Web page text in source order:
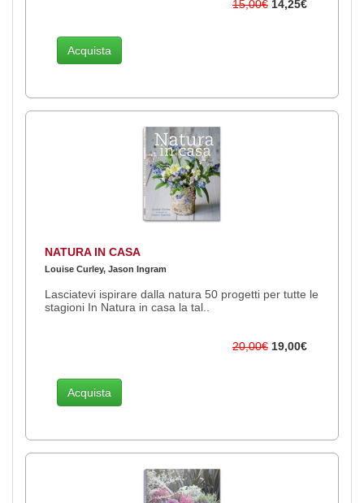
15,00€ 14,25€
Acquista
NATURA IN CASA
Louise Curley, Jason Ingram
Lasciatevi ispirare dalla natura 50 progetti per tutte le
stagioni In Natura in casa la tal..
20,00€ 19,00€
Acquista